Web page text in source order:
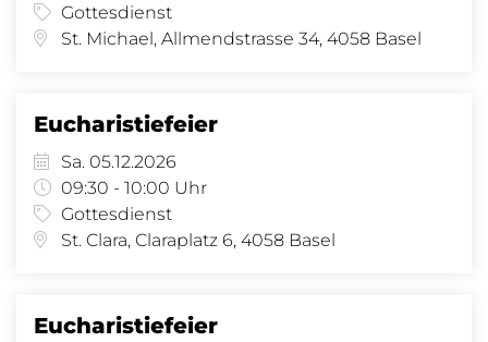
Gottesdienst
St. Michael, Allmendstrasse 34, 4058 Basel
Eucharistiefeier
Sa. 05.12.2026
09:30 - 10:00 Uhr
Gottesdienst
St. Clara, Claraplatz 6, 4058 Basel
Eucharistiefeier